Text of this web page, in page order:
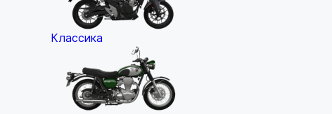
Классика